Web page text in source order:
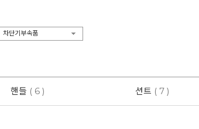
차단기부속품
핸들 ( 6 ) 션트 ( 7 )